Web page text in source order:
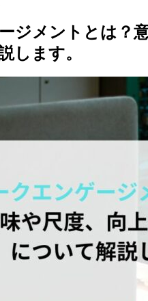
ジメントとは？
します。